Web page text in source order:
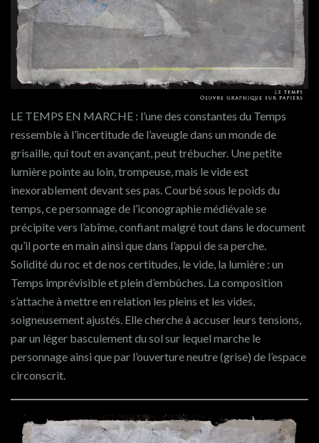
LE TEMPS EN MARCHE : l’une des constantes du Temps
ressemble à l’incertitude de l’aveugle dans un monde de
grisaille, qui tout en avançant, peut trébucher. Une petite
lumière pointe au loin, trompeuse, mais le vide est
inexorablement devant ses pas. Courbé sous le poids du
temps, ce personnage de l’iconographie médiévale se
précipite vers l’abîme, confiant malgré tout dans le document
qu’il porte en main ainsi que dans l’appui de sa perche.
Solidité du roc et de nos certitudes, le vide, la lumière : un
Temps imprévisible et plein d’embûches. La composition
s’attache à mettre en relation les pleins et les vides,
soigneusement ajustés. Elle cherche à accuser leurs tensions,
par un léger basculement du sol sur lequel marche le
personnage ainsi que par l’ouverture neutre (grise) de l’espace
circonscrit.